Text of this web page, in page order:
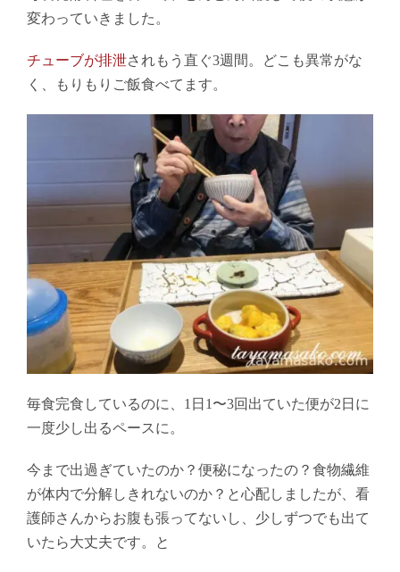
変わっていきました。
チューブが排泄されもう直ぐ3週間。どこも異常がな
く、もりもりご飯食べてます。
毎食完食しているのに、1日1〜3回出ていた便が2日に
一度少し出るペースに。
今まで出過ぎていたのか？便秘になったの？食物繊維
が体内で分解しきれないのか？と心配しましたが、看
護師さんからお腹も張ってないし、少しずつでも出て
いたら大丈夫です。と